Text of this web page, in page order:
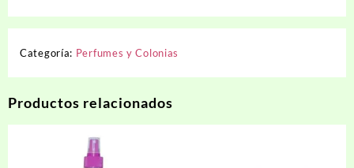
Categoría: Perfumes y Colonias
Productos relacionados